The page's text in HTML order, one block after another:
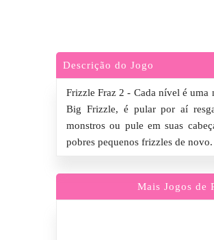
Descrição do Jogo
Frizzle Fraz 2 - Cada nível é uma
Big Frizzle, é pular por aí
monstros ou pule em suas
pobres pequenos frizzles de novo.
Mais Jogos de